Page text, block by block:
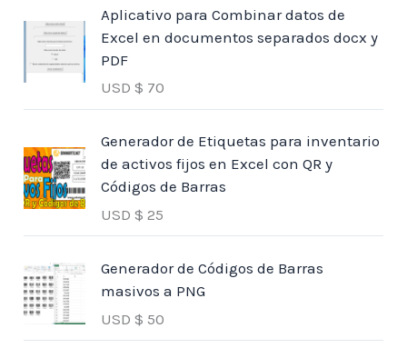
Aplicativo para Combinar datos de
Excel en documentos separados docx y
PDF
USD $ 70
Generador de Etiquetas para inventario
de activos fijos en Excel con QR y
Códigos de Barras
USD $ 25
Generador de Códigos de Barras
masivos a PNG
USD $ 50